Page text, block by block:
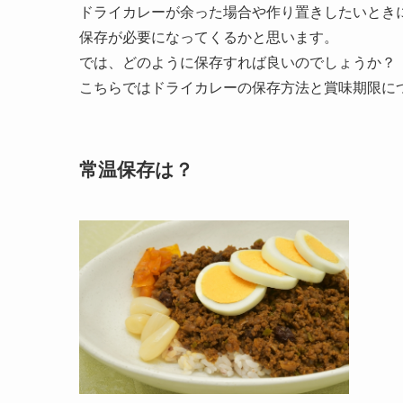
ドライカレーが余った場合や作り置きしたいとき
保存が必要になってくるかと思います。
では、どのように保存すれば良いのでしょうか？
こちらではドライカレーの保存方法と賞味期限に
常温保存は？